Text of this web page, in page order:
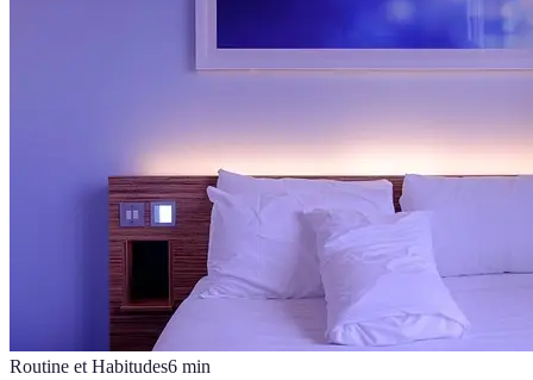
Routine et Habitudes6 min